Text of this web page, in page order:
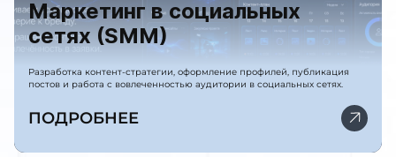
Маркетинг в социальных
сетях (SMM)
Разработка контент-стратегии, оформление профилей, публикация
постов и работа с вовлеченностью аудитории в социальных сетях.
ПОДРОБНЕЕ